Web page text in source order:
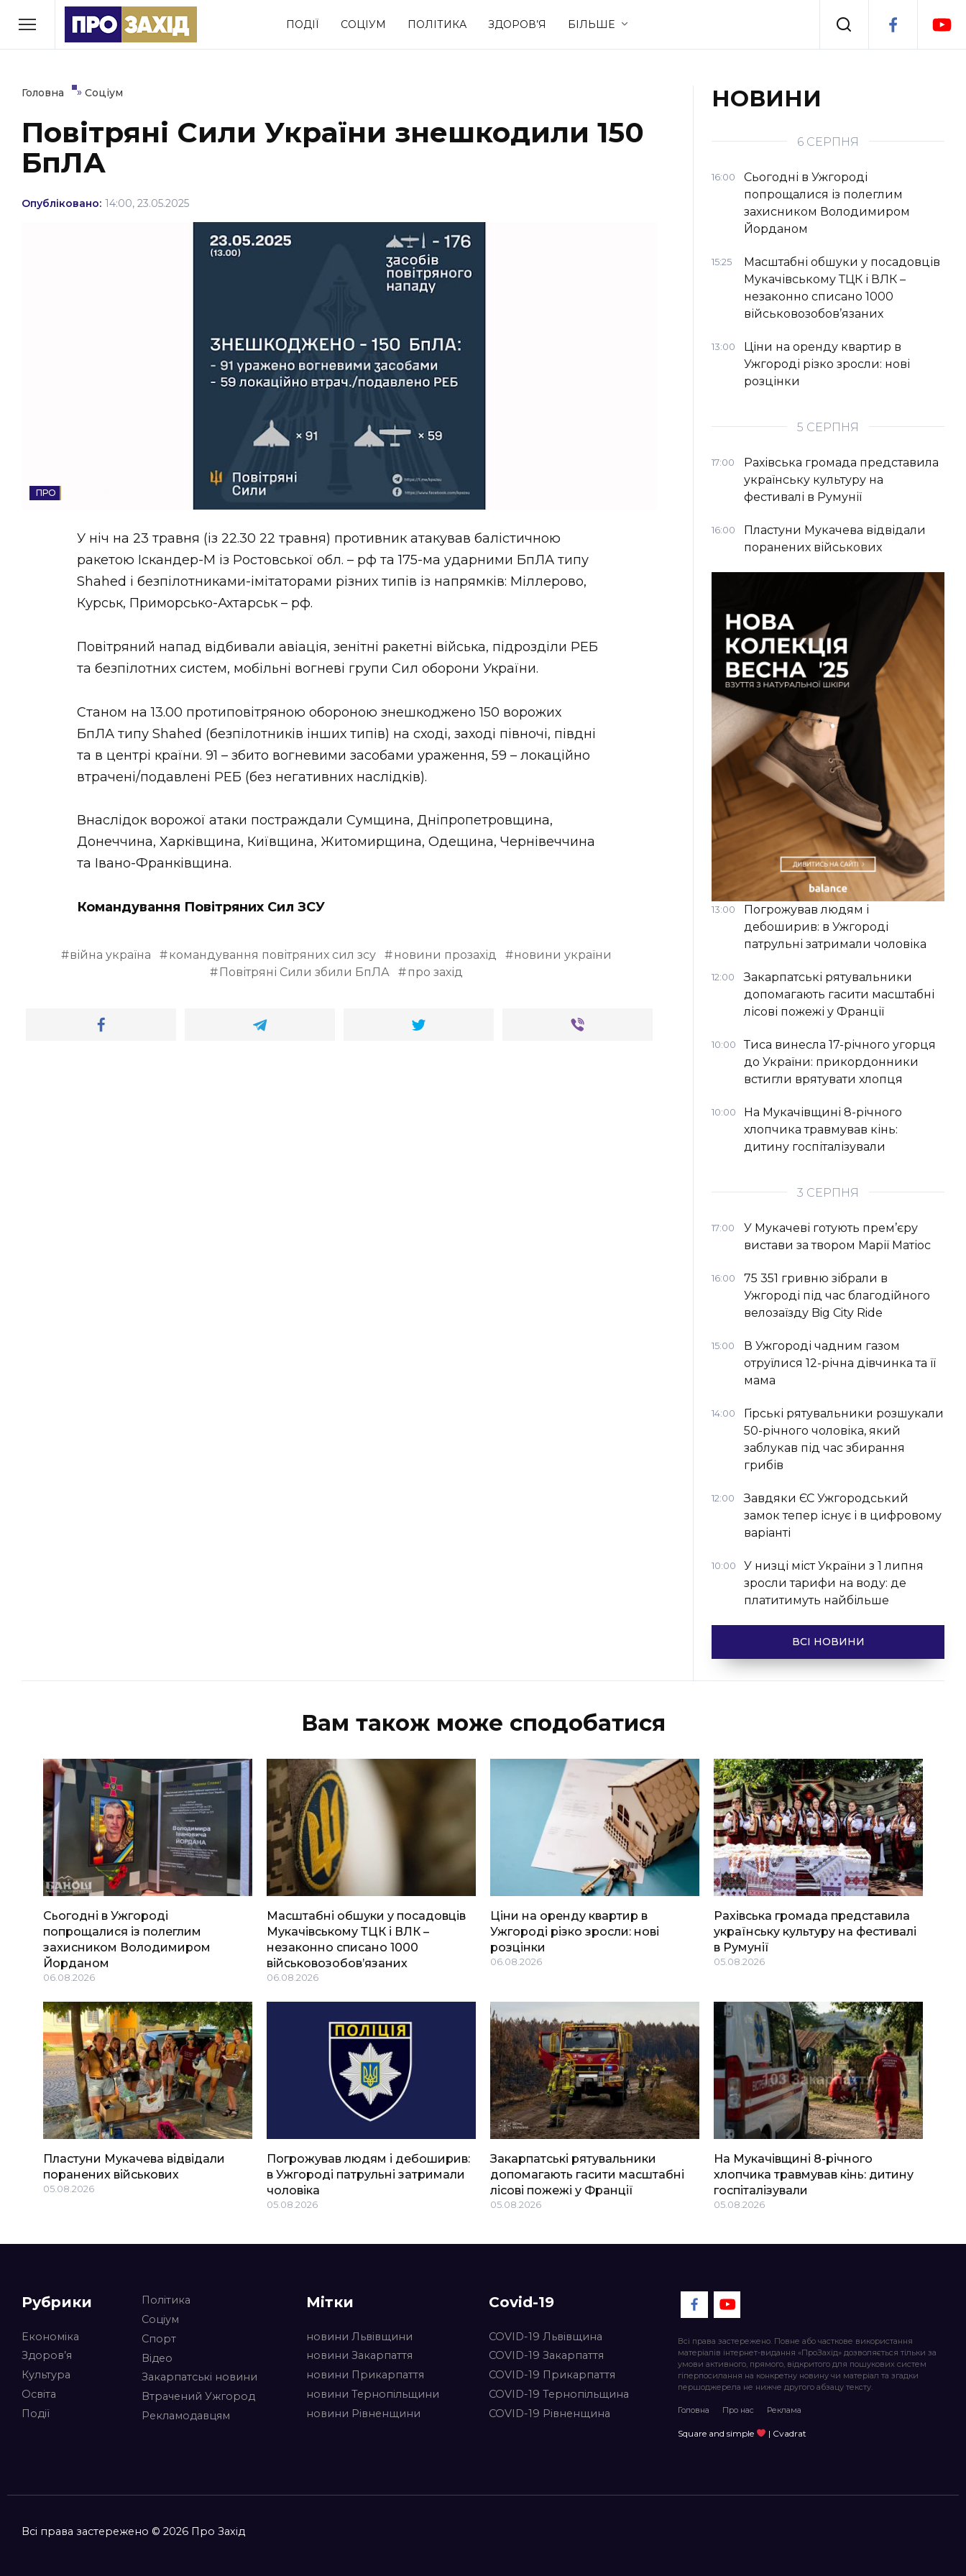
ПОДІЇ СОЦІУМ ПОЛІТИКА ЗДОРОВ’Я БІЛЬШЕ
РУБРИКИ
Економіка Події
Політика Соціум Спорт Стиль життя
Втрачений Ужгород
ЗАКАРПАТСЬКІ НОВИНИ
НОВИНИ ЗАХІДНОЇ УКРАЇНИ
ВІДЕО
Головна » Соціум
Повітряні Сили України знешкодили 150
БпЛА
Опубліковано: 14:00, 23.05.2025
У ніч на 23 травня (із 22.30 22 травня) противник атакував балістичною
ракетою Іскандер-М із Ростовської обл. – рф та 175-ма ударними БпЛА типу
Shahed і безпілотниками-імітаторами різних типів із напрямків: Міллерово,
Курськ, Приморсько-Ахтарськ – рф.
Повітряний напад відбивали авіація, зенітні ракетні війська, підрозділи РЕБ
та безпілотних систем, мобільні вогневі групи Сил оборони України.
Станом на 13.00 протиповітряною обороною знешкоджено 150 ворожих
БпЛА типу Shahed (безпілотників інших типів) на сході, заході півночі, півдні
та в центрі країни. 91 – збито вогневими засобами ураження, 59 – локаційно
втрачені/подавлені РЕБ (без негативних наслідків).
Внаслідок ворожої атаки постраждали Сумщина, Дніпропетровщина,
Донеччина, Харківщина, Київщина, Житомирщина, Одещина, Чернівеччина
та Івано-Франківщина.
Командування Повітряних Сил ЗСУ
війна україна командування повітряних сил зсу новини прозахід
новини україни
Повітряні Сили збили БпЛА
про захід
НОВИНИ
6 СЕРПНЯ
16:00
Сьогодні в Ужгороді
попрощалися із полеглим
захисником Володимиром
Йорданом
15:25
Масштабні обшуки у посадовців
Мукачівському ТЦК і ВЛК –
незаконно списано 1000
військовозобов’язаних
13:00
Ціни на оренду квартир в
Ужгороді різко зросли: нові
розцінки
5 СЕРПНЯ
17:00
Рахівська громада представила
українську культуру на
фестивалі в Румунії
16:00
Пластуни Мукачева відвідали
поранених військових
13:00
Погрожував людям і
дебоширив: в Ужгороді
патрульні затримали чоловіка
12:00
Закарпатські рятувальники
допомагають гасити масштабні
лісові пожежі у Франції
10:00
Тиса винесла 17-річного угорця
до України: прикордонники
встигли врятувати хлопця
10:00
На Мукачівщині 8-річного
хлопчика травмував кінь:
дитину госпіталізували
3 СЕРПНЯ
17:00
У Мукачеві готують прем’єру
вистави за твором Марії Матіос
16:00
75 351 гривню зібрали в
Ужгороді під час благодійного
велозаїзду Big Сity Ride
15:00
В Ужгороді чадним газом
отруїлися 12-річна дівчинка та її
мама
14:00
Гірські рятувальники розшукали
50-річного чоловіка, який
заблукав під час збирання
грибів
12:00
Завдяки ЄС Ужгородський
замок тепер існує і в цифровому
варіанті
10:00
У низці міст України з 1 липня
зросли тарифи на воду: де
платитимуть найбільше
ВСІ НОВИНИ
Вам також може сподобатися
Сьогодні в Ужгороді
попрощалися із полеглим
захисником Володимиром
Йорданом
06.08.2026
Масштабні обшуки у посадовців
Мукачівському ТЦК і ВЛК –
незаконно списано 1000
військовозобов’язаних
06.08.2026
Ціни на оренду квартир в
Ужгороді різко зросли: нові
розцінки
06.08.2026
Рахівська громада представила
українську культуру на фестивалі
в Румунії
05.08.2026
Пластуни Мукачева відвідали
поранених військових
05.08.2026
Погрожував людям і дебоширив:
в Ужгороді патрульні затримали
чоловіка
05.08.2026
Закарпатські рятувальники
допомагають гасити масштабні
лісові пожежі у Франції
05.08.2026
На Мукачівщині 8-річного
хлопчика травмував кінь: дитину
госпіталізували
05.08.2026
Рубрики
Економіка
Здоров’я
Культура
Освіта
Події
Політика
Соціум
Спорт
Відео
Закарпатські новини
Втрачений Ужгород
Рекламодавцям
Мітки
новини Львівщини
новини Закарпаття
новини Прикарпаття
новини Тернопільщини
новини Рівненщини
Covid-19
COVID-19 Львівщина
COVID-19 Закарпаття
COVID-19 Прикарпаття
COVID-19 Тернопільщина
COVID-19 Рівненщина
Всі права застережено. Повне або часткове використання
матеріалів інтернет-видання «ПроЗахід» дозволяється тільки за
умови активного, прямого, відкритого для пошукових систем
гіперпосилання на конкретну новину чи матеріал та згадки
першоджерела не нижче другого абзацу тексту.
Головна Про нас Реклама
Square and simple | Cvadrat
Всі права застережено © 2026 Про Захід